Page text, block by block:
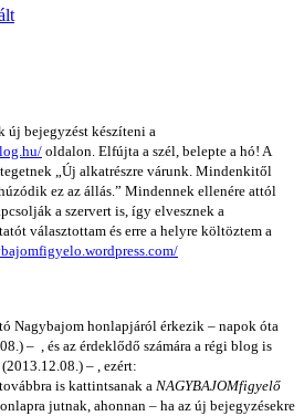
új bejegyzést készíteni a
oldalon. Elfújta a szél, belepte a hó! A
„Új alkatrészre várunk. Mindenkitől
ez az állás.” Mindennek ellenére attól
a szervert is, így elvesznek a
választottam és erre a helyre költöztem a
Nagybajom honlapjáról érkezik – napok óta
– , és az érdeklődő számára a régi blog is
– , ezért:
is kattintsanak a NAGYBAJOMfigyelő
jutnak, ahonnan – ha az új bejegyzésekre